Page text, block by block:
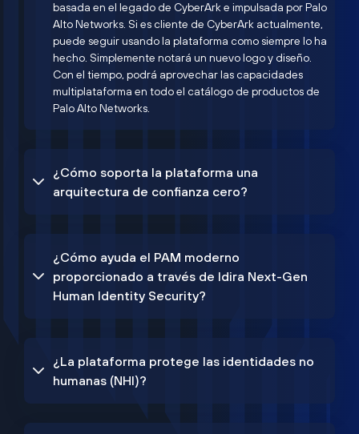
basada en el legado de CyberArk e impulsada por Palo
Alto Networks. Si es cliente de CyberArk actualmente,
puede seguir usando la plataforma como siempre lo ha
hecho. Simplemente notará un nuevo logo y diseño.
Con el tiempo, podrá aprovechar las capacidades
multiplataforma en todo el catálogo de productos de
Palo Alto Networks.
¿Cómo soporta la plataforma una
arquitectura de confianza cero?
¿Cómo ayuda el PAM moderno
proporcionado a través de Idira Next-Gen
Human Identity Security?
¿La plataforma protege las identidades no
humanas (NHI)?